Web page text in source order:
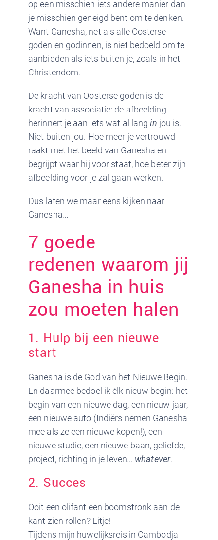
op een misschien iets andere manier dan
je misschien geneigd bent om te denken.
Want Ganesha, net als alle Oosterse
goden en godinnen, is niet bedoeld om te
aanbidden als iets buiten je, zoals in het
Christendom.
De kracht van Oosterse goden is de
kracht van associatie: de afbeelding
herinnert je aan iets wat al langin jou is.
Niet buiten jou. Hoe meer je vertrouwd
raakt met het beeld van Ganesha en
begrijpt waar hij voor staat, hoe beter zijn
afbeelding voor je zal gaan werken.
Dus laten we maar eens kijken naar
Ganesha…
7 goede
redenen waarom jij
Ganesha in huis
zou moeten halen
1. Hulp bij een nieuwe
start
Ganesha is de God van het Nieuwe Begin.
En daarmee bedoel ik élk nieuw begin: het
begin van een nieuwe dag, een nieuw jaar,
een nieuwe auto (Indiërs nemen Ganesha
mee als ze een nieuwe kopen!), een
nieuwe studie, een nieuwe baan, geliefde,
project, richting in je leven… whatever.
2. Succes
Ooit een olifant een boomstronk aan de
kant zien rollen? Eitje!
Tijdens mijn huwelijksreis in Cambodja